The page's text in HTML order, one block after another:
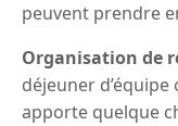
peuvent prendre
Organisation de
déjeuner
apporte quelque